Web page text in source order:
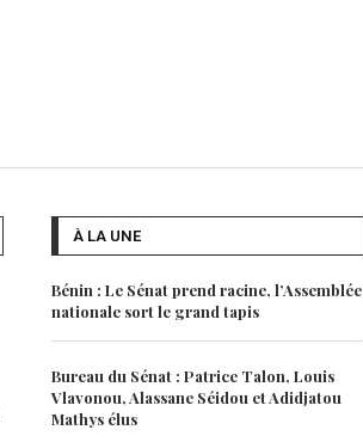
À LA UNE
Bénin : Le Sénat prend racine, l’Assemblée
nationale sort le grand tapis
Bureau du Sénat : Patrice Talon, Louis
Vlavonou, Alassane Séidou et Adidjatou
Mathys élus